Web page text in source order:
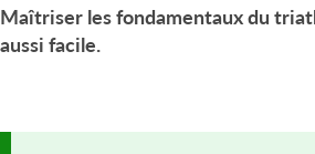
Maîtriser les fondamentaux du
aussi facile.